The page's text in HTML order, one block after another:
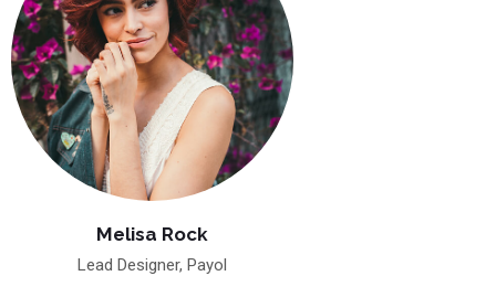
Melisa Rock
Lead Designer, Payol